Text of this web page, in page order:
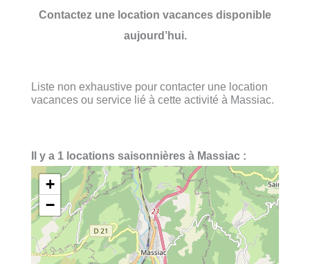
Contactez une location vacances disponible
aujourd’hui.
Liste non exhaustive pour contacter une location
vacances ou service lié à cette activité à Massiac.
Il y a 1 locations saisonnières à Massiac :
+
−